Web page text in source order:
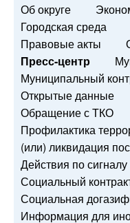
Об округе
Городская среда
Правовые акты
Пресс-центр
Муниципальный
Открытые данные
Обращение с ТКО
Профилактика
(или) ликвидация
Действия по
Социальный
Социальная
Информация для